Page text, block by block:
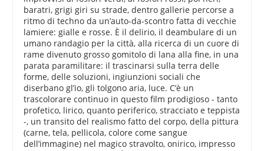
baratri, grigi giri su strade, dentro gallerie percorse a
ritmo di techno da un’auto-da-scontro fatta di vecchie
lamiere: gialle e rosse. È il delirio, il deambulare di un
umano randagio per la città, alla ricerca di un cuore di
rame divenuto grosso gomitolo di lana alla fine, in una
parata paramilitare: il trascinarsi sulla terra delle
forme, delle soluzioni, ingiunzioni sociali che
diserbano gl’io, gli tolgono aria, luce. C’è un
trascolorare continuo in questo film prodigioso - tanto
profetico, lirico, quanto periferico, stracciato e teppista
-, un transito del realismo fatto del corpo, della pittura
(carne, tela, pellicola, colore come sangue
dell’immagine) nel magico stravolto, onirico, impresso